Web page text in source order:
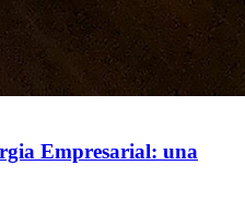
Empresarial: una